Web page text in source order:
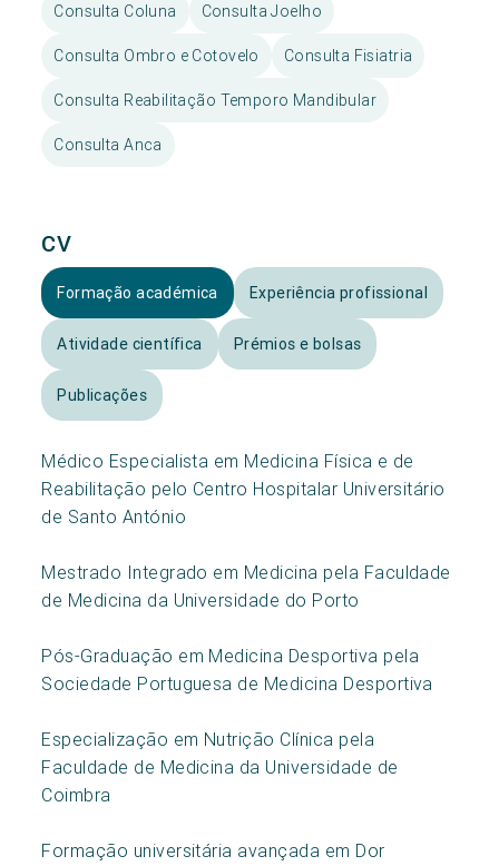
Consulta Coluna Consulta Joelho
Consulta Ombro e Cotovelo Consulta Fisiatria
Consulta Reabilitação Temporo Mandibular
Consulta Anca
CV
Formação académica Experiência profissional
Atividade científica Prémios e bolsas
Publicações
Médico Especialista em Medicina Física e de
Reabilitação pelo Centro Hospitalar Universitário
de Santo António
Mestrado Integrado em Medicina pela Faculdade
de Medicina da Universidade do Porto
Pós-Graduação em Medicina Desportiva pela
Sociedade Portuguesa de Medicina Desportiva
Especialização em Nutrição Clínica pela
Faculdade de Medicina da Universidade de
Coimbra
Formação universitária avançada em Dor